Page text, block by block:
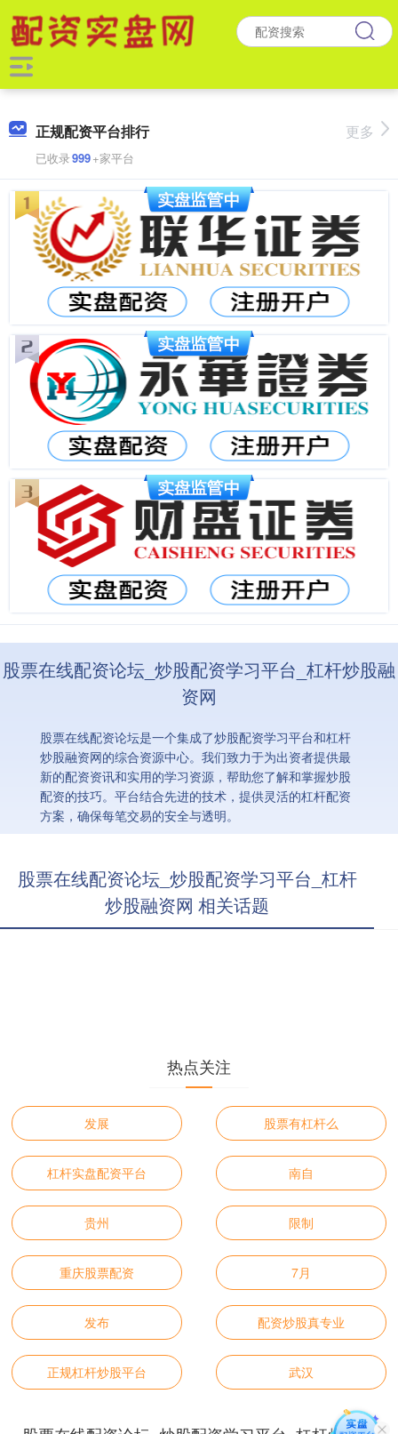
正规配资平台排行
已收录999+家平台
更多
股票在线配资论坛_炒股配资学习平台_杠杆炒股融
资网
股票在线配资论坛是一个集成了炒股配资学习平台和杠杆
炒股融资网的综合资源中心。我们致力于为出资者提供最
新的配资资讯和实用的学习资源，帮助您了解和掌握炒股
配资的技巧。平台结合先进的技术，提供灵活的杠杆配资
方案，确保每笔交易的安全与透明。
股票在线配资论坛_炒股配资学习平台_杠杆
炒股融资网 相关话题
热点关注
发展 股票有杠杆么
杠杆实盘配资平台 南自
贵州 限制
重庆股票配资 7月
发布 配资炒股真专业
正规杠杆炒股平台 武汉